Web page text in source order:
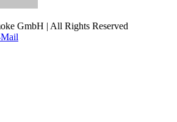
GmbH | All Rights Reserved